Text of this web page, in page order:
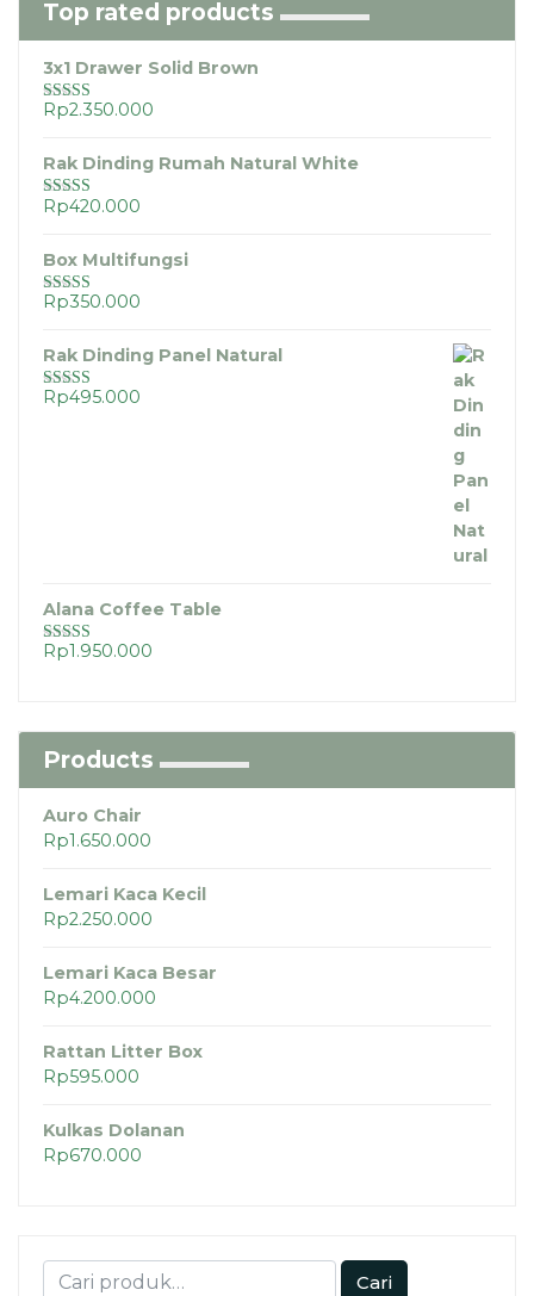
Top rated products
3x1 Drawer Solid Brown
Dinilai5.00
Rp2.350.000
Rak Dinding Rumah Natural White
Dinilai5.00
Rp420.000
Box Multifungsi
Dinilai5.00
Rp350.000
Rak Dinding Panel Natural
Dinilai5.00
Rp495.000
Alana Coffee Table
Dinilai5.00
Rp1.950.000
Products
Auro Chair
Rp1.650.000
Lemari Kaca Kecil
Rp2.250.000
Lemari Kaca Besar
Rp4.200.000
Rattan Litter Box
Rp595.000
Kulkas Dolanan
Rp670.000
Cari